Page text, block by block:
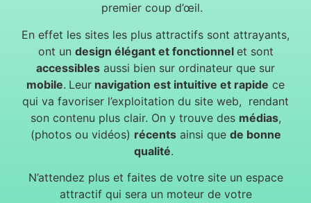
premier coup d’œil.
En effet les sites les plus attractifs sont attrayants,
ont un design élégant et fonctionnel et sont
accessibles aussi bien sur ordinateur que sur
mobile. Leur navigation est intuitive et rapide ce
qui va favoriser l’exploitation du site web, rendant
son contenu plus clair. On y trouve des médias,
(photos ou vidéos) récentsainsi que de bonne
qualité.
N’attendez plus et faites de votre site un espace
attractif qui sera un moteur de votre